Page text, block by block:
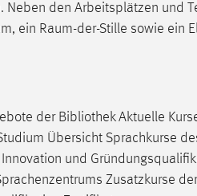
Neben den Arbeitsplätzen und
ein Raum-der-Stille sowie ein
der BibliothekAktuelle
Übersicht Sprachkurse
und
Zusatzkurse